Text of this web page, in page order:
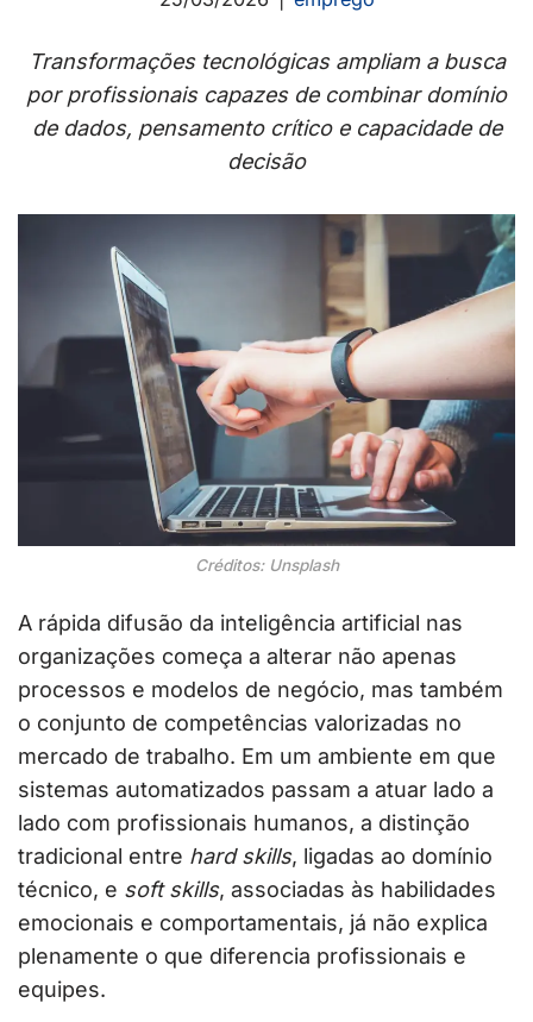
Transformações tecnológicas ampliam a busca
por profissionais capazes de combinar domínio
de dados, pensamento crítico e capacidade de
decisão
Créditos: Unsplash
A rápida difusão da inteligência artificial nas
organizações começa a alterar não apenas
processos e modelos de negócio, mas também
o conjunto de competências valorizadas no
mercado de trabalho. Em um ambiente em que
sistemas automatizados passam a atuar lado a
lado com profissionais humanos, a distinção
tradicional entre hard skills, ligadas ao domínio
técnico, e soft skills, associadas às habilidades
emocionais e comportamentais, já não explica
plenamente o que diferencia profissionais e
equipes.